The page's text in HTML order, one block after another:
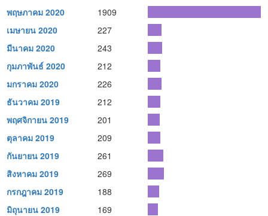
พฤษภาคม 2020
1909
เมษายน 2020
227
มีนาคม 2020
243
กุมภาพันธ์ 2020
212
มกราคม 2020
226
ธันวาคม 2019
212
พฤศจิกายน 2019
201
ตุลาคม 2019
209
กันยายน 2019
261
สิงหาคม 2019
269
กรกฎาคม 2019
188
มิถุนายน 2019
169